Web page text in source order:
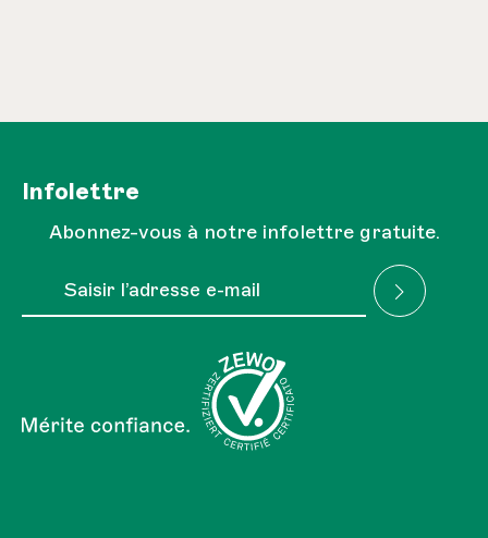
Infolettre
Abonnez-vous à notre infolettre gratuite.
Adresse e-mail*
Les champs marqués d'un astérisque (*) sont obligatoires.